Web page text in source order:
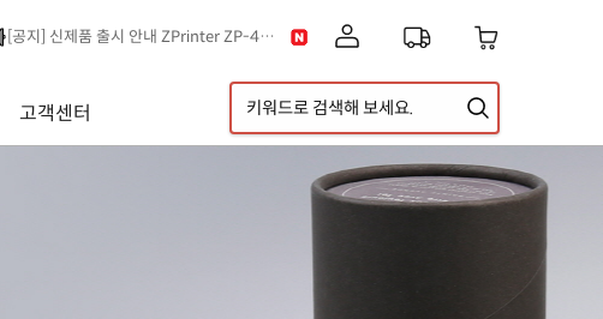
[라벨스페이스] 클립아트 디자인 추가!
[공지] 고객센터 운영시간 및 내선번호 변경 안내
[공지] 아이라벨 무료배송 기준 금액 변경 안내
[공지] A5 라벨지 신제품 출시 안내
고객센터